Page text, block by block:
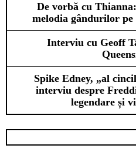
De vorbă cu
melodia gândurilor
Interviu cu Geoff
Spike Edney, „al
interviu despre
legendare și